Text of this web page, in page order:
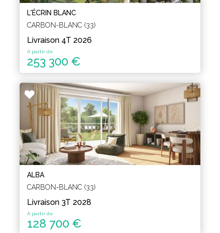
L'ÉCRIN BLANC
CARBON-BLANC (33)
Livraison 4T 2026
A partir de
253 300 €
ALBA
CARBON-BLANC (33)
Livraison 3T 2028
A partir de
128 700 €